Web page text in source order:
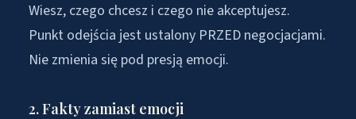
Wiesz, czego chcesz i czego nie akceptujesz.
Punkt odejścia jest ustalony PRZED negocjacjami.
Nie zmienia się pod presją emocji.
2. Fakty zamiast emocji